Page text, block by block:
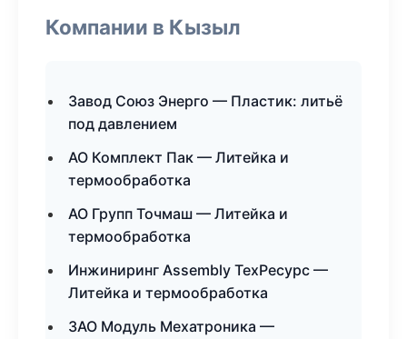
Компании в Кызыл
Завод Союз Энерго — Пластик: литьё
под давлением
АО Комплект Пак — Литейка и
термообработка
АО Групп Точмаш — Литейка и
термообработка
Инжиниринг Assembly ТехРесурс —
Литейка и термообработка
ЗАО Модуль Мехатроника —